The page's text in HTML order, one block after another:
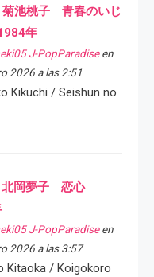
菊池桃子 青春のいじ
年
J-PopParadiseen
2026 a las 2:51
Kikuchi / Seishun no
北岡夢子 恋心
J-PopParadiseen
2026 a las 3:57
Kitaoka / Koigokoro